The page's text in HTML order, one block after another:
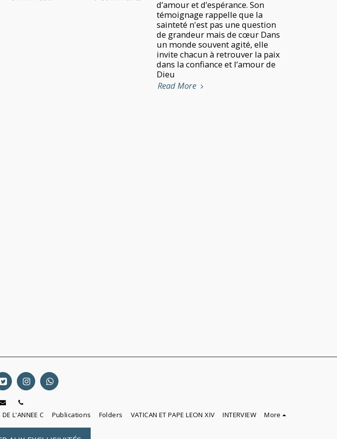
d’amour et d’espérance. Son
témoignage rappelle que la
sainteté n'est pas une question
de grandeur mais de cœur Dans
un monde souvent agité, elle
invite chacun à retrouver la paix
dans la confiance et l’amour de
Dieu
Read More
L'ANNEE C Publications Folders VATICAN ET PAPE LEON XIV INTERVIEW More